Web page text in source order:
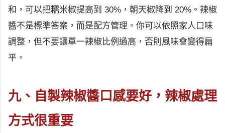
和，可以把糯米椒提高到 30%，朝天椒降到 20%。辣椒
醬不是標準答案，而是配方管理。你可以依照家人口味
調整，但不要讓單一辣椒比例過高，否則風味會變得扁
平。
九、自製辣椒醬口感要好，辣椒處理
方式很重要